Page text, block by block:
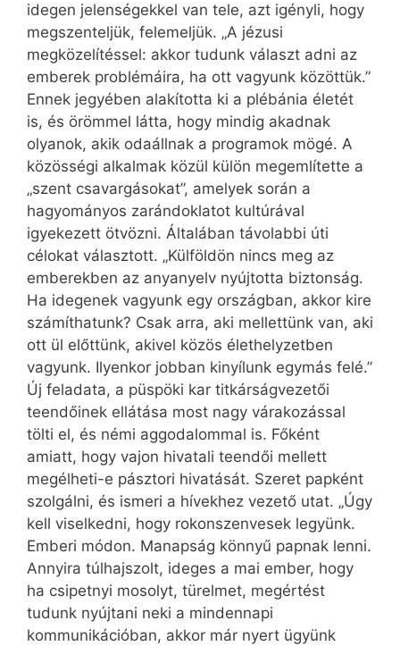
idegen jelenségekkel van tele, azt igényli, hogy
megszenteljük, felemeljük. „A jézusi
megközelítéssel: akkor tudunk választ adni az
emberek problémáira, ha ott vagyunk közöttük.”
Ennek jegyében alakította ki a plébánia életét
is, és örömmel látta, hogy mindig akadnak
olyanok, akik odaállnak a programok mögé. A
közösségi alkalmak közül külön megemlítette a
„szent csavargásokat”, amelyek során a
hagyományos zarándoklatot kultúrával
igyekezett ötvözni. Általában távolabbi úti
célokat választott. „Külföldön nincs meg az
emberekben az anyanyelv nyújtotta biztonság.
Ha idegenek vagyunk egy országban, akkor kire
számíthatunk? Csak arra, aki mellettünk van, aki
ott ül előttünk, akivel közös élethelyzetben
vagyunk. Ilyenkor jobban kinyílunk egymás felé.”
Új feladata, a püspöki kar titkárságvezetői
teendőinek ellátása most nagy várakozással
tölti el, és némi aggodalommal is. Főként
amiatt, hogy vajon hivatali teendői mellett
megélheti-e pásztori hivatását. Szeret papként
szolgálni, és ismeri a hívekhez vezető utat. „Úgy
kell viselkedni, hogy rokonszenvesek legyünk.
Emberi módon. Manapság könnyű papnak lenni.
Annyira túlhajszolt, ideges a mai ember, hogy
ha csipetnyi mosolyt, türelmet, megértést
tudunk nyújtani neki a mindennapi
kommunikációban, akkor már nyert ügyünk